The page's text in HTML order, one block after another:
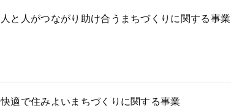
人と人がつながり助け合うまちづくりに関する事業
快適で住みよいまちづくりに関する事業